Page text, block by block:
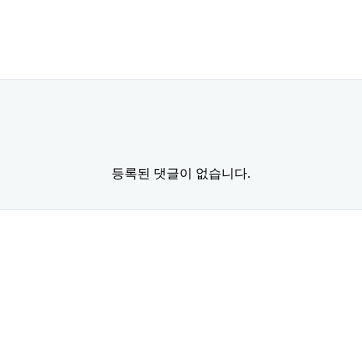
등록된 댓글이 없습니다.